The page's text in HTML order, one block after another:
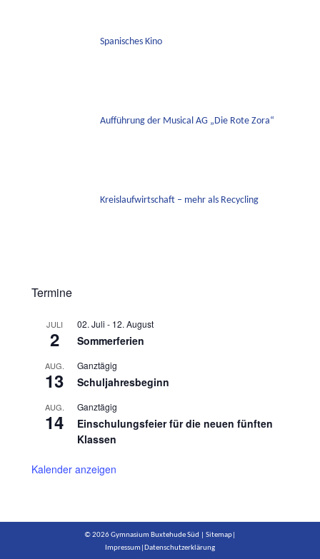
Spanisches Kino
Aufführung der Musical AG „Die Rote Zora“
Kreislaufwirtschaft – mehr als Recycling
Termine
JULI
2
02. Juli - 12. August
Sommerferien
AUG.
13
Ganztägig
Schuljahresbeginn
AUG.
14
Ganztägig
Einschulungsfeier für die neuen fünften
Klassen
Kalender anzeigen
© 2026 Gymnasium Buxtehude Süd | Sitemap
Impressum Datenschutzerklärung